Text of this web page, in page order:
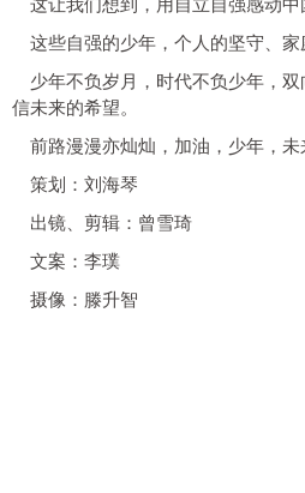
这让我们想到，用自立自强感动
这些自强的少年，个人的坚守、
少年不负岁月，时代不负少年，
信未来的希望。
前路漫漫亦灿灿，加油，少年，未
策划：刘海琴
出镜、剪辑：曾雪琦
文案：李璞
摄像：滕升智